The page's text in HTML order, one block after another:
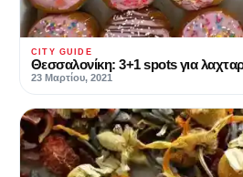
CITY GUIDE
Θεσσαλονίκη: 3+1 spots για
23 Μαρτίου, 2021